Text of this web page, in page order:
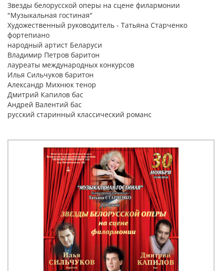
Звезды белорусской оперы на сцене филармонии
"Музыкальная гостиная"
Художественный руководитель - Татьяна Старченко
фортепиано
народный артист Беларуси
Владимир Петров баритон
лауреаты международных конкурсов
Илья Сильчуков баритон
Александр Михнюк тенор
Дмитрий Капилов бас
Андрей Валентий бас
русский старинный классический романс